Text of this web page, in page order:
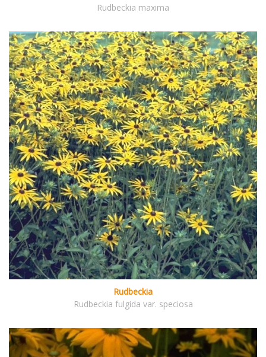
Rudbeckia maxima
Rudbeckia
Rudbeckia fulgida var. speciosa